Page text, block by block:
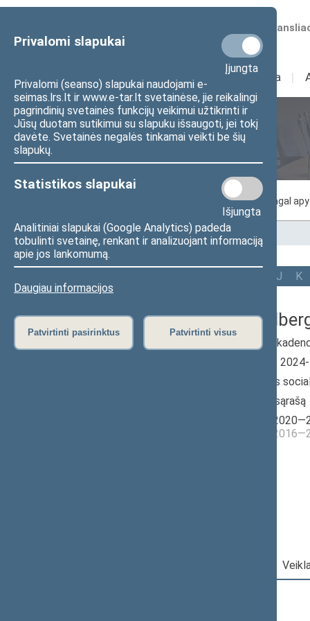
Privalomi slapukai
Įjungta
Privalomi (seanso) slapukai naudojami e-
seimas.lrs.lt ir www.e-tar.lt svetainėse, jie reikalingi
pagrindinių svetainės funkcijų veikimui užtikrinti ir
Jūsų duotam sutikimui su slapuku išsaugoti, jei tokį
davėte. Svetainės negalės tinkamai veikti be šių
slapukų.
Statistikos slapukai
Išjungta
Analitiniai slapukai (Google Analytics) padeda
tobulinti svetainę, renkant ir analizuojant informaciją
apie jos lankomumą.
Daugiau informacijos
Patvirtinti pasirinktus Patvirtinti visus
Numatomos
Sudėtis Veikla I
Seimo nariai
Pagal frakcijas Pagal
Pradžia>Seimo nariai
J K
Rasa
2024–2028 m.
Seimo narė nuo
Iškėlė: Lietuvos
Išrinkta: Pagal sąrašą
Buvo išrinkta į
Buvo išrinkta į